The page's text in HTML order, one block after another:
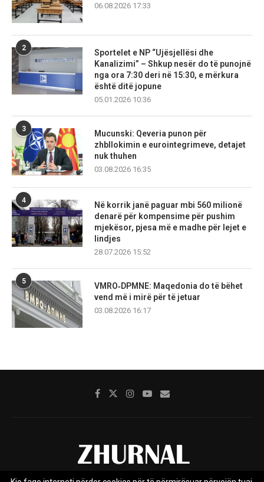
06.08.2026 17:33
2
Sportelet e NP “Ujësjellësi dhe
Kanalizimi” – Shkup nesër do të punojnë
nga ora 7:30 deri në 15:30, e mërkura
është ditë jopune
05.01.2026 10:36
3
Mucunski: Qeveria punon për
zhbllokimin e eurointegrimeve, detajet
nuk thuhen
03.08.2026 16:35
4
Në korrik janë paguar mbi 560 milionë
denarë për kompensime për pushim
mjekësor, pjesa më e madhe për lejet e
lindjes
28.07.2026 15:52
5
VMRO‑DPMNE: Maqedonia do të bëhet
vend më i mirë për të jetuar
03.08.2026 16:17